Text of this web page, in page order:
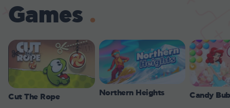
Games
Cut The Rope Northern Heights Candy